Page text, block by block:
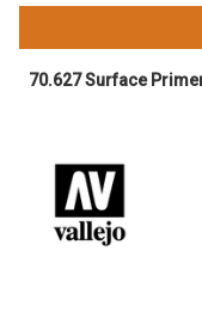
70.627 Surface